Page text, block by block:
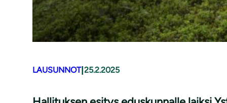
LAUSUNNOT|25.2.2025